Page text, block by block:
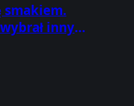
smakiem.
inny